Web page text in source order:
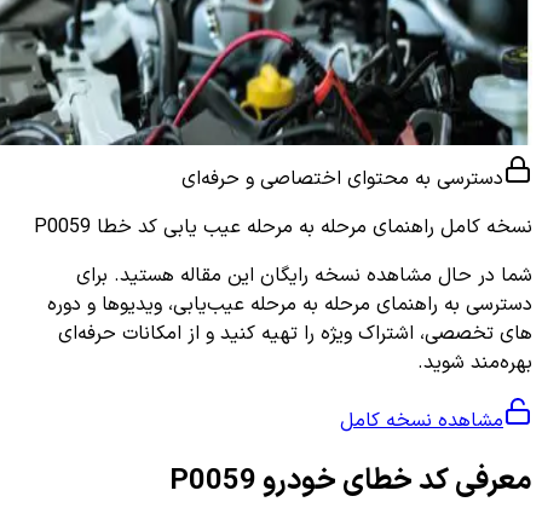
دسترسی به محتوای اختصاصی و حرفه‌ای
نسخه کامل راهنمای مرحله به مرحله عیب یابی کد خطا P0059
شما در حال مشاهده نسخه رایگان این مقاله هستید. برای
دسترسی به راهنمای مرحله به مرحله عیب‌یابی، ویدیوها و دوره
های تخصصی، اشتراک ویژه را تهیه کنید و از امکانات حرفه‌ای
بهره‌مند شوید.
مشاهده نسخه کامل
معرفی کد خطای خودرو P0059